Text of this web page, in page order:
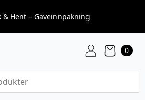
& Hent – Gaveinnpakning
0